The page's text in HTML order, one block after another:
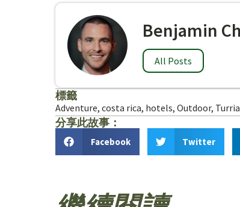
Benjamin
All Posts
標籤
Adventure, costa rica, hotels, Outdoor,
分享此故事：
Facebook Twitter